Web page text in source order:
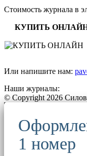
Стоимость журнала в
КУПИТЬ
Или напишите нам:
Наши журналы:
© Copyright 2026
1 номер